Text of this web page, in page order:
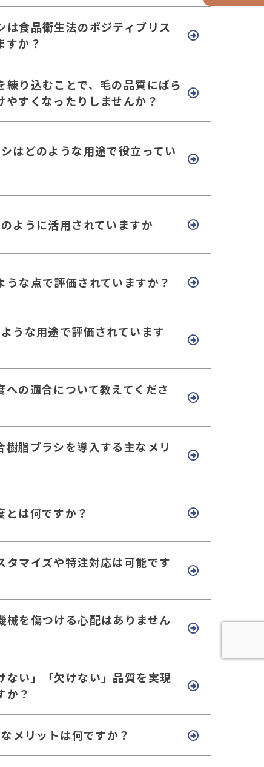
は食品衛生法のポジティブリス
すか？
練り込むことで、毛の品質にばら
やすくなったりしませんか？
はどのような用途で役立ってい
ように活用されていますか
うな点で評価されていますか？
うな用途で評価されています
への適合について教えてくださ
樹脂ブラシを導入する主なメリ
とは何ですか？
タマイズや特注対応は可能です
械を傷つける心配はありません
ない」「欠けない」品質を実現
か？
メリットは何ですか？